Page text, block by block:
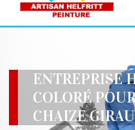
ENTREPRISE
COLORÉ
CHAIZE